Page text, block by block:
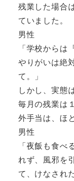
残業した場合
ていました。
男性
「学校からは
やりがいは絶
て。」
しかし、実態
毎月の残業は
外手当は、ほ
男性
「夜飯も食べ
れず、風邪を
て、けなされ